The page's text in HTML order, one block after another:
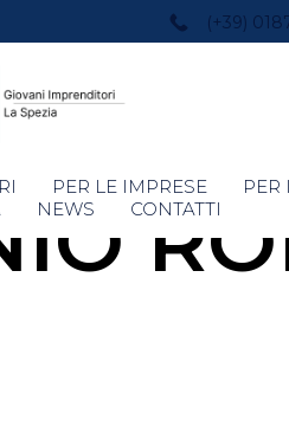
(+39)
PER LE IMPRESE
PER
NEWS CONTATTI